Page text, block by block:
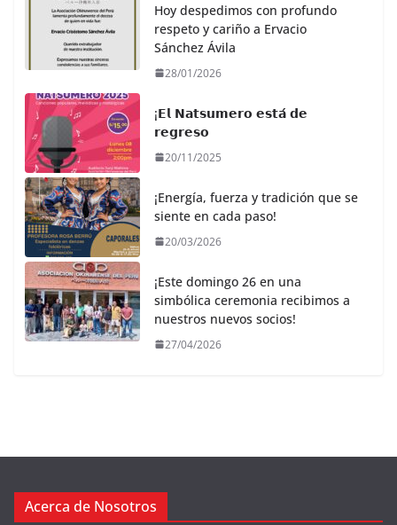
Hoy despedimos con profundo
respeto y cariño a Ervacio
Sánchez Ávila
28/01/2026
¡𝗘𝗹 𝗡𝗮𝘁𝘀𝘂𝗺𝗲𝗿𝗼 𝗲𝘀𝘁𝗮́ 𝗱𝗲
𝗿𝗲𝗴𝗿𝗲𝘀𝗼
20/11/2025
¡Energía, fuerza y tradición que se
siente en cada paso!
20/03/2026
¡Este domingo 26 en una
simbólica ceremonia recibimos a
nuestros nuevos socios!
27/04/2026
Acerca de Nosotros